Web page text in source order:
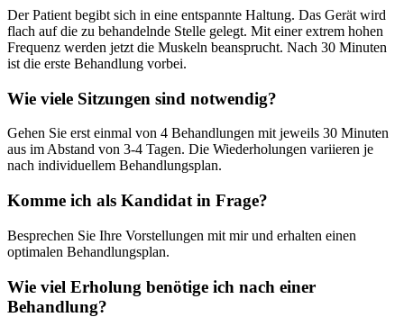
Der Patient begibt sich in eine entspannte Haltung. Das Gerät wird
flach auf die zu behandelnde Stelle gelegt. Mit einer extrem hohen
Frequenz werden jetzt die Muskeln beansprucht. Nach 30 Minuten
ist die erste Behandlung vorbei.
Wie viele Sitzungen sind notwendig?
Gehen Sie erst einmal von 4 Behandlungen mit jeweils 30 Minuten
aus im Abstand von 3-4 Tagen. Die Wiederholungen variieren je
nach individuellem Behandlungsplan.
Komme ich als Kandidat in Frage?
Besprechen Sie Ihre Vorstellungen mit mir und erhalten einen
optimalen Behandlungsplan.
Wie viel Erholung benötige ich nach einer
Behandlung?